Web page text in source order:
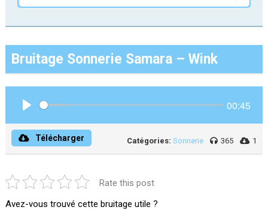
Bruitage Sonnerie Samara – Wink
00:45
Télécharger Catégories: Sonnerie 365 1
Rate this post
Avez-vous trouvé cette bruitage utile ?